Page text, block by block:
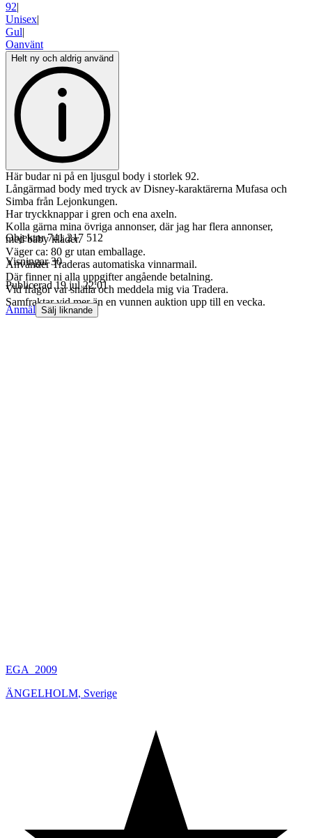
92|
Unisex|
Gul|
Oanvänt
Helt ny och aldrig använd
Här budar ni på en ljusgul body i storlek 92.
Långärmad body med tryck av Disney-karaktärerna Mufasa och
Simba från Lejonkungen.
Har tryckknappar i gren och ena axeln.
Kolla gärna mina övriga annonser, där jag har flera annonser,
med baby kläder.
Väger ca: 80 gr utan emballage.
Använder Traderas automatiska vinnarmail.
Där finner ni alla uppgifter angående betalning.
Vid frågor var snälla och meddela mig via Tradera.
Samfraktar vid mer än en vunnen auktion upp till en vecka.
Objektnr 741 217 512
Visningar 30
Publicerad 19 jul 22:01
Anmäl Sälj liknande
EGA_2009
ÄNGELHOLM, Sverige